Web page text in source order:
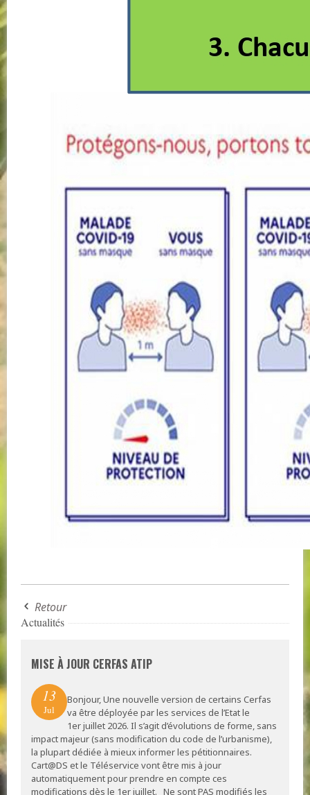
Retour
Actualités
MISE À JOUR CERFAS ATIP
13
Jul
Bonjour, Une nouvelle version de certains Cerfas
va être déployée par les services de l’Etat le
1er juillet 2026. Il s’agit d’évolutions de forme, sans
impact majeur (sans modification du code de l’urbanisme),
la plupart dédiée à mieux informer les pétitionnaires.
Cart@DS et le Téléservice vont être mis à jour
automatiquement pour prendre en compte ces
modifications dès le 1er juillet. Ne sont PAS modifiés les